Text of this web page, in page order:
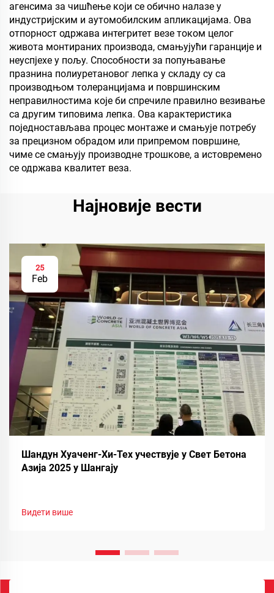
агенсима за чишћење који се обично налазе у
индустријским и аутомобилским апликацијама. Ова
отпорност одржава интегритет везе током целог
живота монтираних производа, смањујући гаранције и
неуспјехе у пољу. Способности за попуњавање
празнина полиуретановог лепка у складу су са
производњом толеранцијама и површинским
неправилностима које би спречиле правилно везивање
са другим типовима лепка. Ова карактеристика
поједностављава процес монтаже и смањује потребу
за прецизном обрадом или припремом површине,
чиме се смањују производне трошкове, а истовремено
се одржава квалитет веза.
Најновије вести
25
Feb
Шандун Хуаченг-Хи-Тех учествује у Свет Бетона
Азија 2025 у Шангају
Видети више